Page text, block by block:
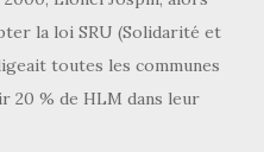
la loi SRU (Solidarité et
toutes les communes
20 % de HLM dans leur